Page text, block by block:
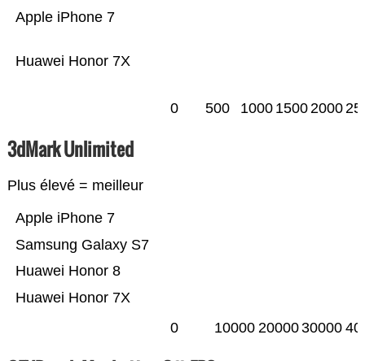
Huawei Honor 7X
Apple iPhone 7
0 500 1000 15002000
3dMark Unlimited
Plus élevé = meilleur
Huawei Honor 7X
Huawei Honor 8
Samsung Galaxy S7
Apple iPhone 7
0 10000 2000030000